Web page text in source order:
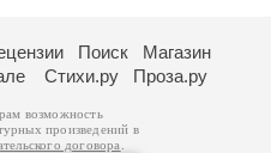
Поиск
Магазин
Стихи.ру Проза.ру
возможность
произведений в
договора